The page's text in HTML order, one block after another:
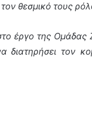
θεσμικό τους
έργο της Ομάδας
διατηρήσει τον